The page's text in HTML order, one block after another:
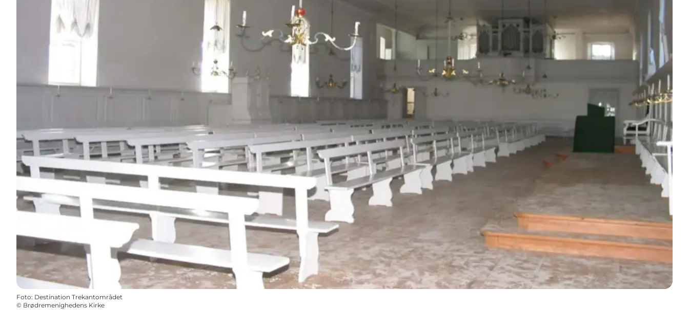
Foto: Destination Trekantområdet
© Brødremenighedens Kirke